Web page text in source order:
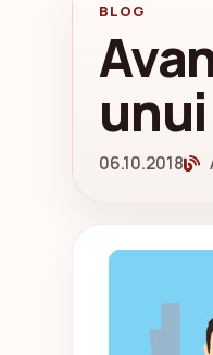
BLOG
06.10.2018